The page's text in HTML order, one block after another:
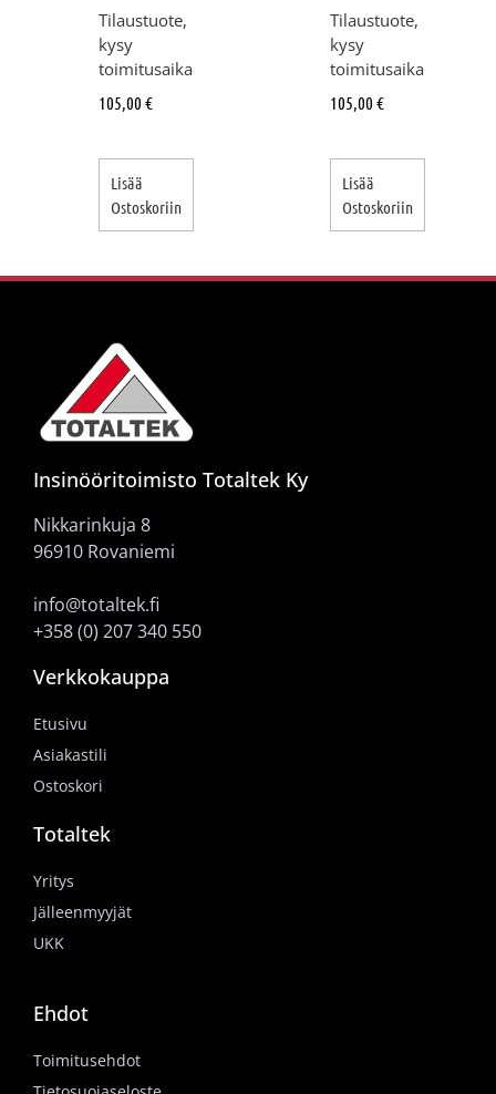
Tilaustuote,
kysy
toimitusaika
105,00 €
Lisää
Ostoskoriin
Tilaustuote,
kysy
toimitusaika
105,00 €
Lisää
Ostoskoriin
Insinööritoimisto Totaltek Ky
Nikkarinkuja 8
96910 Rovaniemi
info@totaltek.fi
+358 (0) 207 340 550
Verkkokauppa
Etusivu
Asiakastili
Ostoskori
Totaltek
Yritys
Jälleenmyyjät
UKK
Ehdot
Toimitusehdot